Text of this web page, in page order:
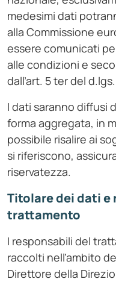
medesimi dati
alla Commissione
essere comunicati
alle condizioni e
dall’art. 5 ter del
I dati saranno diffusi
forma aggregata, in
possibile risalire ai
si riferiscono,
riservatezza.
Titolare dei dati e
trattamento
I responsabili del
raccolti nell’ambito
Direttore della